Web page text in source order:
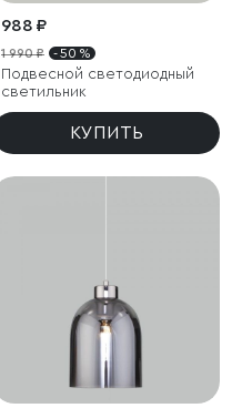
988 ₽
1 990 ₽ - 50 %
Подвесной светодиодный
светильник
КУПИТЬ